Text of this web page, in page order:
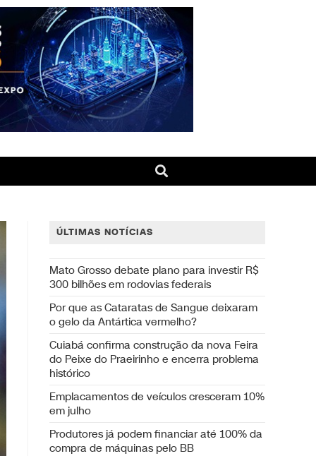
ÚLTIMAS NOTÍCIAS
Mato Grosso debate plano para investir R$
300 bilhões em rodovias federais
Por que as Cataratas de Sangue deixaram
o gelo da Antártica vermelho?
Cuiabá confirma construção da nova Feira
do Peixe do Praeirinho e encerra problema
histórico
Emplacamentos de veículos cresceram 10%
em julho
Produtores já podem financiar até 100% da
compra de máquinas pelo BB